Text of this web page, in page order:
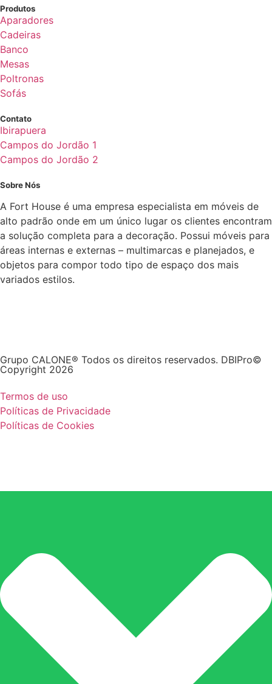
Produtos
Aparadores
Cadeiras
Banco
Mesas
Poltronas
Sofás
Contato
Ibirapuera
Campos do Jordão 1
Campos do Jordão 2
Sobre Nós
A Fort House é uma empresa especialista em móveis de
alto padrão onde em um único lugar os clientes encontram
a solução completa para a decoração. Possui móveis para
áreas internas e externas – multimarcas e planejados, e
objetos para compor todo tipo de espaço dos mais
variados estilos.
Grupo CALONE® Todos os direitos reservados. DBIPro©
Copyright 2026
Termos de uso
Políticas de Privacidade
Políticas de Cookies